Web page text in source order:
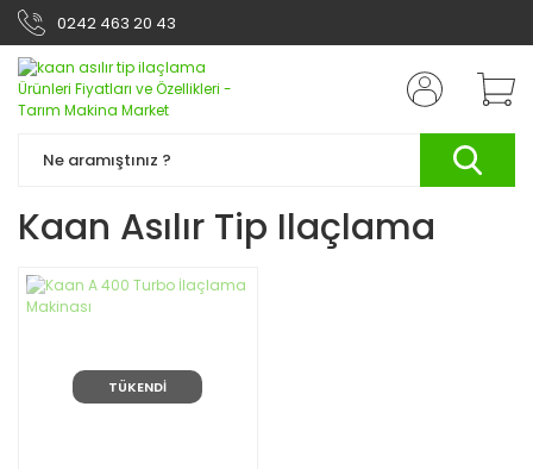
0242 463 20 43
Kaan Asılır Tip Ilaçlama
TÜKENDİ